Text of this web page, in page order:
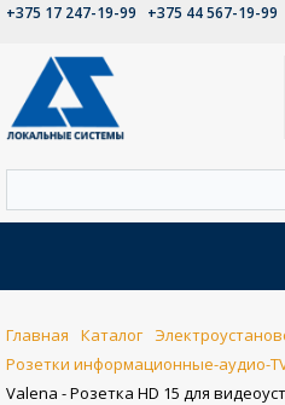
+375 17 247-19-99 +375 44 567-19-99
Главная Каталог
Розетки информационные-аудио-
Valena - Розетка HD 15 для